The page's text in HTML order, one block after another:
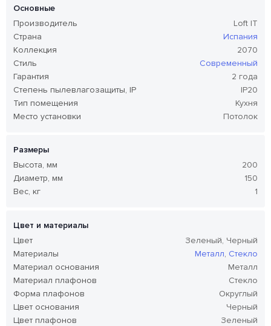
Основные
Производитель
Loft IT
Страна
Испания
Коллекция
2070
Стиль
Современный
Гарантия
2 года
Степень пылевлагозащиты, IP
IP20
Тип помещения
Кухня
Место установки
Потолок
Размеры
Высота, мм
200
Диаметр, мм
150
Вес, кг
1
Цвет и материалы
Цвет
Зеленый, Черный
Материалы
Металл, Стекло
Материал основания
Металл
Материал плафонов
Стекло
Форма плафонов
Округлый
Цвет основания
Черный
Цвет плафонов
Зеленый